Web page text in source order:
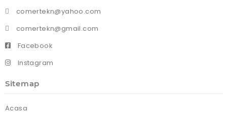
comertekn@yahoo.com
comertekn@gmail.com
Facebook
Instagram
Sitemap
Acasa